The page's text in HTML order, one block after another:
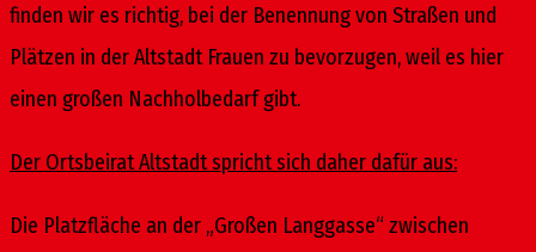
finden wir es richtig, bei der Benennung von Straßen und
Plätzen in der Altstadt Frauen zu bevorzugen, weil es hier
einen großen Nachholbedarf gibt.
Der Ortsbeirat Altstadt spricht sich daher dafür aus:
Die Platzfläche an der „Großen Langgasse“ zwischen